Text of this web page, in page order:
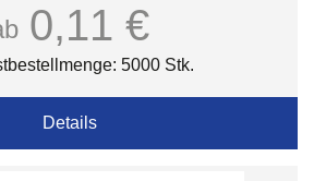
0,11 €
5000 Stk.
Details